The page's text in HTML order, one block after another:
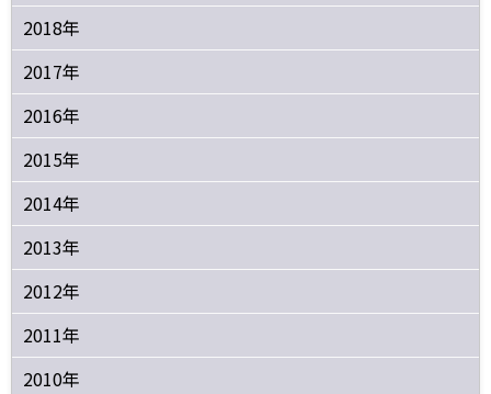
2018年
2017年
2016年
2015年
2014年
2013年
2012年
2011年
2010年